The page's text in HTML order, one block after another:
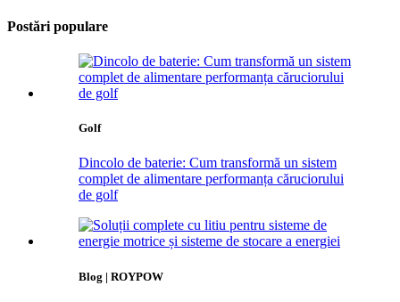
Postări populare
Golf
Dincolo de baterie: Cum transformă un sistem
complet de alimentare performanța căruciorului
de golf
Blog | ROYPOW